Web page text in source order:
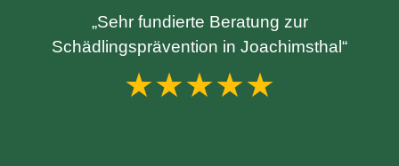
„Sehr fundierte Beratung zur
Schädlingsprävention in Joachimsthal“
★★★★★